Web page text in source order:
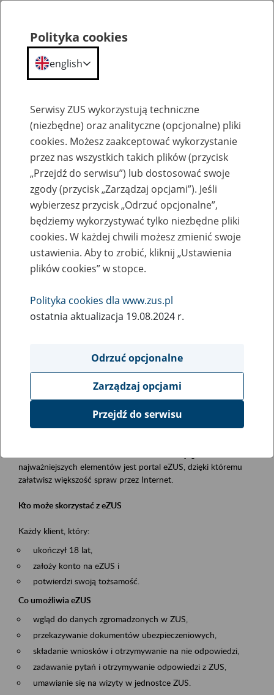
Szkolenia
Zaproś ZUS do siebie - zakładanie profili
eZUS w siedzibie Twojej firmy
Rodzaj wydarzenia
Szkolenia
obsługa klientów
Event description
Platforma Usług Elektronicznych ZUS eZUS
najważniejszych elementów jest portal eZUS, dzięki któremu
załatwisz większość spraw przez Internet.
Kto może skorzystać z eZUS
Każdy klient, który:
ukończył 18 lat,
założy konto na eZUS i
potwierdzi swoją tożsamość.
Co umożliwia eZUS
wgląd do danych zgromadzonych w ZUS,
przekazywanie dokumentów ubezpieczeniowych,
składanie wniosków i otrzymywanie na nie odpowiedzi,
zadawanie pytań i otrzymywanie odpowiedzi z ZUS,
umawianie się na wizyty w jednostce ZUS.
Polityka cookies
english
Serwisy ZUS wykorzystują techniczne
(niezbędne) oraz analityczne (opcjonalne) pliki
cookies. Możesz zaakceptować wykorzystanie
przez nas wszystkich takich plików (przycisk
„Przejdź do serwisu”) lub dostosować swoje
zgody (przycisk „Zarządzaj opcjami”). Jeśli
wybierzesz przycisk „Odrzuć opcjonalne”,
będziemy wykorzystywać tylko niezbędne pliki
cookies. W każdej chwili możesz zmienić swoje
ustawienia. Aby to zrobić, kliknij „Ustawienia
plików cookies” w stopce.
Polityka cookies dla www.zus.pl
ostatnia aktualizacja 19.08.2024 r.
Odrzuć opcjonalne
Zarządzaj opcjami
Przejdź do serwisu